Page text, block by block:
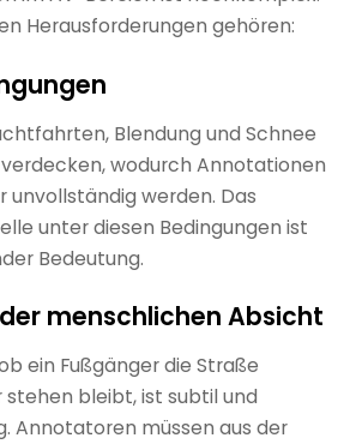
Herausforderungen gehören:
Blendung und Schnee
wodurch Annotationen
unvollständig werden. Das
unter diesen Bedingungen ist
Bedeutung.
menschlichen Absicht
ein Fußgänger die Straße
bleibt, ist subtil und
Annotatoren müssen aus der